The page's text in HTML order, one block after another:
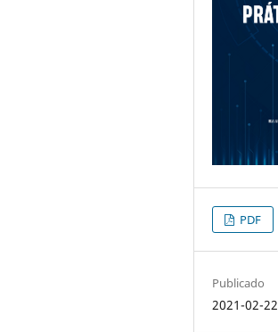
PDF
Publicado
2021-02-22